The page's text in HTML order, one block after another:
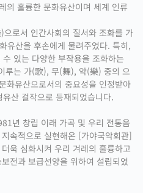
의 훌륭한 문화유산이며 세계 인류
로서 인간사회의 질서와 조화를 가
유산을 후손에게 물려주었다. 특히,
있는 다양한 부작용을 조화하는
루는 가(歌), 무(舞), 악(樂) 중의 으
화유산으로서의 중요성을 인정받아
산 걸작으로 등재되었습니다.
년 창립 이래 가곡 및 우리 전통음
속적으로 실현해온 [가야국악회관]
욱 심화시켜 우리 겨레의 훌륭하고
전과 보급선양을 위하여 설립되었